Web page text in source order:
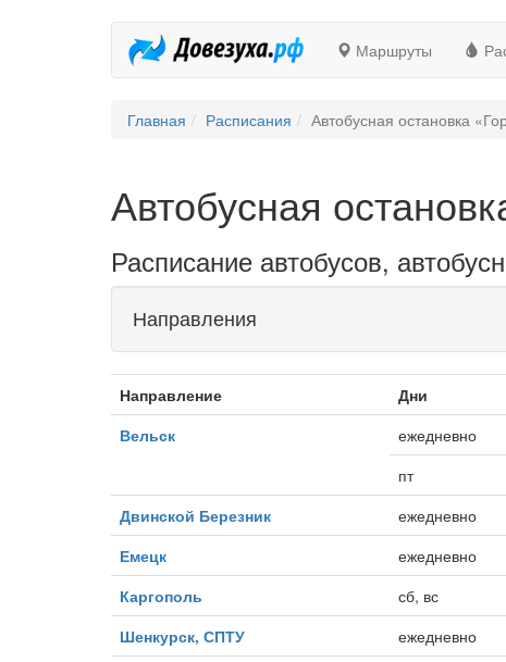
Маршруты
Главная Расписания Автобусная остановка
Автобусная
Расписание автобусов,
Направления
Направление Дни
Вельск
ежедневно
пт
Двинской Березник
ежедневно
Емецк
ежедневно
Каргополь
сб, вс
Шенкурск, СПТУ
ежедневно